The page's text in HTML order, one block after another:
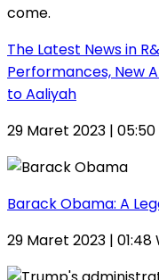
The Latest News in
Performances, New
to Aaliyah
29 Maret 2023 | 05:50
Barack Obama: A
29 Maret 2023 | 01:48